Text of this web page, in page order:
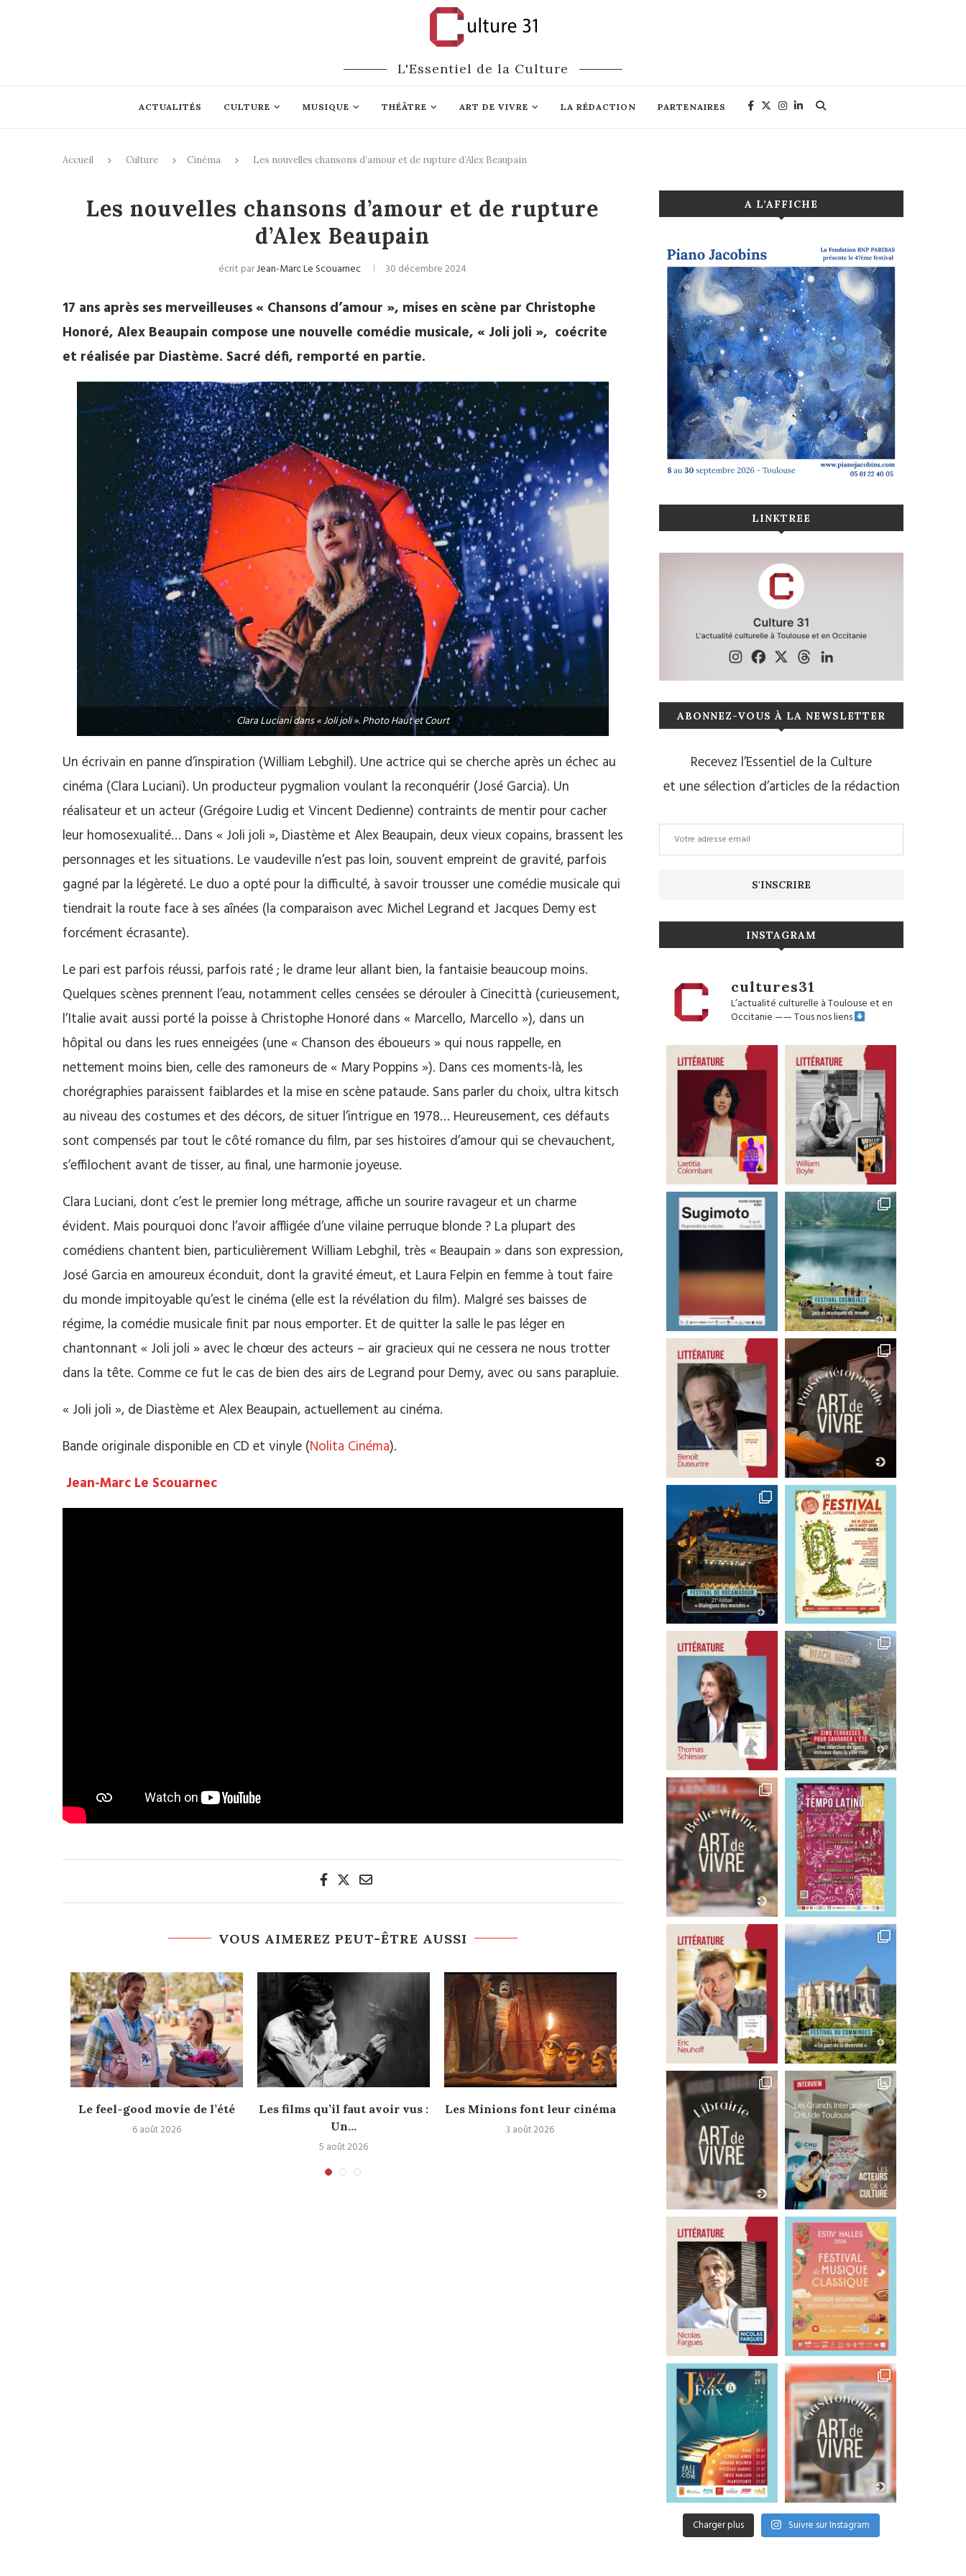
L'Essentiel de la Culture
ACTUALITÉS CULTURE MUSIQUE THÉÂTRE ART DE VIVRE LA RÉDACTION PARTENAIRES
Accueil Culture Cinéma Les nouvelles chansons d’amour et de rupture d’Alex Beaupain
Les nouvelles chansons d’amour et de rupture
d’Alex Beaupain
écrit parJean-Marc Le Scouarnec 30 décembre 2024
17 ans après ses merveilleuses « Chansons d’amour », mises en scène par Christophe
Honoré, Alex Beaupain compose une nouvelle comédie musicale, « Joli joli », coécrite
et réalisée par Diastème. Sacré défi, remporté en partie.
Clara Luciani dans « Joli joli ». Photo Haut et Court
Un écrivain en panne d’inspiration (William Lebghil). Une actrice qui se cherche après un échec au
cinéma (Clara Luciani). Un producteur pygmalion voulant la reconquérir (José Garcia). Un
réalisateur et un acteur (Grégoire Ludig et Vincent Dedienne) contraints de mentir pour cacher
leur homosexualité… Dans « Joli joli », Diastème et Alex Beaupain, deux vieux copains, brassent les
personnages et les situations. Le vaudeville n’est pas loin, souvent empreint de gravité, parfois
gagné par la légèreté. Le duo a opté pour la difficulté, à savoir trousser une comédie musicale qui
tiendrait la route face à ses aînées (la comparaison avec Michel Legrand et Jacques Demy est
forcément écrasante).
Le pari est parfois réussi, parfois raté ; le drame leur allant bien, la fantaisie beaucoup moins.
Quelques scènes prennent l’eau, notamment celles censées se dérouler à Cinecittà (curieusement,
l’Italie avait aussi porté la poisse à Christophe Honoré dans « Marcello, Marcello »), dans un
hôpital ou dans les rues enneigées (une « Chanson des éboueurs » qui nous rappelle, en
nettement moins bien, celle des ramoneurs de « Mary Poppins »). Dans ces moments-là, les
chorégraphies paraissent faiblardes et la mise en scène pataude. Sans parler du choix, ultra kitsch
au niveau des costumes et des décors, de situer l’intrigue en 1978… Heureusement, ces défauts
sont compensés par tout le côté romance du film, par ses histoires d’amour qui se chevauchent,
s’effilochent avant de tisser, au final, une harmonie joyeuse.
Clara Luciani, dont c’est le premier long métrage, affiche un sourire ravageur et un charme
évident. Mais pourquoi donc l’avoir affligée d’une vilaine perruque blonde ? La plupart des
comédiens chantent bien, particulièrement William Lebghil, très « Beaupain » dans son expression,
José Garcia en amoureux éconduit, dont la gravité émeut, et Laura Felpin en femme à tout faire
du monde impitoyable qu’est le cinéma (elle est la révélation du film). Malgré ses baisses de
régime, la comédie musicale finit par nous emporter. Et de quitter la salle le pas léger en
chantonnant « Joli joli » avec le chœur des acteurs – air gracieux qui ne cessera ne nous trotter
dans la tête. Comme ce fut le cas de bien des airs de Legrand pour Demy, avec ou sans parapluie.
« Joli joli », de Diastème et Alex Beaupain, actuellement au cinéma.
Bande originale disponible en CD et vinyle (Nolita Cinéma).
Jean-Marc Le Scouarnec
VOUS AIMEREZ PEUT-ÊTRE AUSSI
Le feel-good movie de l’été
6 août 2026
Les films qu’il faut avoir vus :
Un...
5 août 2026
Les Minions font leur cinéma
3 août 2026
Good Bye Wolfgang !
1 août 2026
Les films qu’il faut avoir
La...
29 juillet 2026
A L’AFFICHE
LINKTREE
ABONNEZ-VOUS À LA NEWSLETTER
Recevez l’Essentiel de la Culture
et une sélection d’articles de la rédaction
INSTAGRAM
cultures31
L’actualité culturelle à Toulouse et en
Occitanie——Tous nos liens
Charger plus Suivre sur Instagram